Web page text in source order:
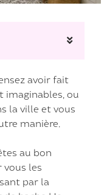
avoir fait
imaginables, ou
la ville et vous
manière.
au bon
vous les
par la